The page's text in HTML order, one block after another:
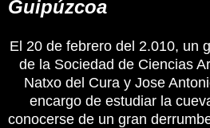
Guipúzcoa
El 20 de febrero del 2.010, un
de la Sociedad de Ciencias
Natxo del Cura y Jose
encargo de estudiar la
conocerse de un gran